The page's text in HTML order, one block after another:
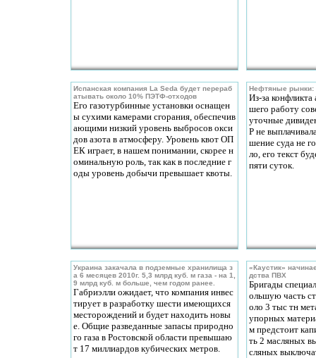
Испанская компания La Seda будет перераб
атывать около 10% ПЭТФ-отходов
Его газотурбинные установки оснащен
ы сухими камерами сгорания, обеспечив
ающими низкий уровень выбросов окси
дов азота в атмосферу. Уровень квот ОП
ЕК играет, в нашем понимании, скорее н
оминальную роль, так как в последние г
оды уровень добычи превышает квоты.
Нефтяные рынки:
Из-за конфликта
шего работу
уточные
Р не
шение суда не
ло, его текст
пяти суток.
Украина закачала в подземные хранилища з
а 6 месяцев 2010г. 5,3 млрд куб. м газа - на 1,
9 млрд куб. м больше, чем годом ранее.
Габриэлли ожидает, что компания инвес
тирует в разработку шести имеющихся
месторождений и будет находить новы
е. Общие разведанные запасы природно
го газа в Ростовской области превышаю
т 17 миллиардов кубических метров.
«Каустик»
дства ПВХ
Бригады
ольшую часть
оло 3 тыс тн
упорных
м предстоит
ть 2 масляных
сляных